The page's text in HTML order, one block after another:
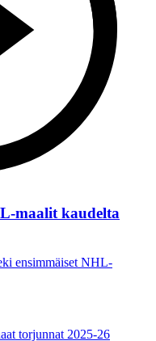
maalit kaudelta
ensimmäiset NHL-